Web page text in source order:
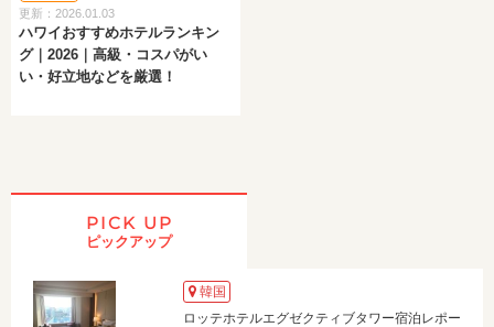
更新：2026.01.03
ハワイおすすめホテルランキン
グ｜2026｜高級・コスパがい
い・好立地などを厳選！
PICK UP
ピックアップ
韓国
ロッテホテルエグゼクティブタワー宿泊レポー